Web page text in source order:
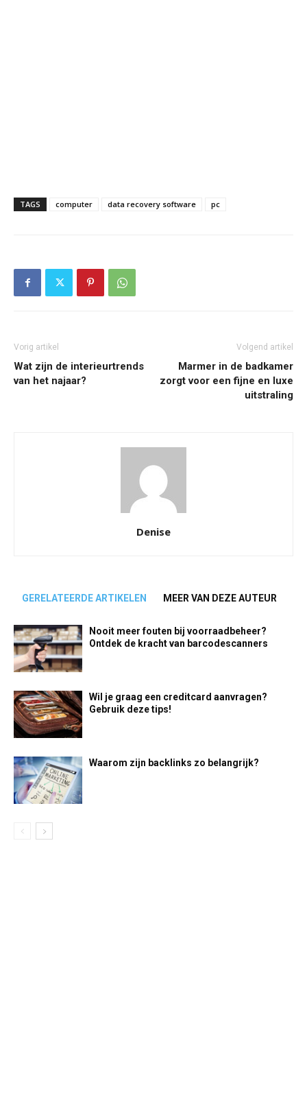
TAGS computer data recovery software pc
Vorig artikel
Wat zijn de interieurtrends
van het najaar?
Volgend artikel
Marmer in de badkamer
zorgt voor een fijne en luxe
uitstraling
Denise
GERELATEERDE ARTIKELEN MEER VAN DEZE AUTEUR
Nooit meer fouten bij voorraadbeheer?
Ontdek de kracht van barcodescanners
Wil je graag een creditcard aanvragen?
Gebruik deze tips!
Waarom zijn backlinks zo belangrijk?